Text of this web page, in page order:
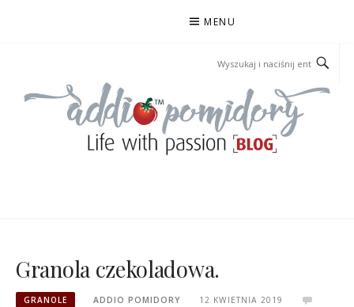
MENU
Granola czekoladowa.
GRANOLE ADDIO POMIDORY
12 KWIETNIA 2019